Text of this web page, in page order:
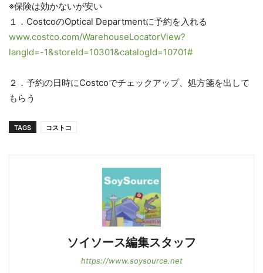
※保険は効かないが安い
１．CostcoのOptical Departmentに予約を入れる
www.costco.com/WarehouseLocatorView?
langId=-1&storeId=10301&catalogId=10701#
２．予約の日時にCostcoでチェックアップ、処方箋を出して
もらう
TAGS コストコ
ソイソース編集スタッフ
https://www.soysource.net